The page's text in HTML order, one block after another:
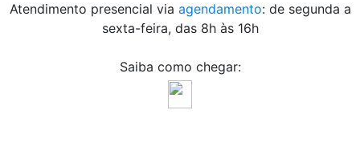
Atendimento presencial via agendamento: de segunda a
sexta-feira, das 8h às 16h
Saiba como chegar: